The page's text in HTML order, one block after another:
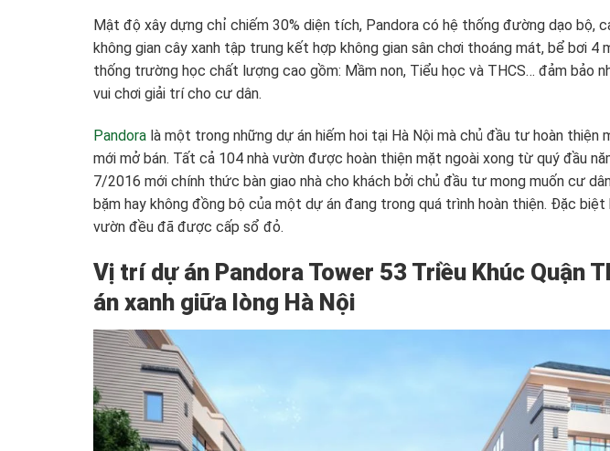
Mật độ xây dựng chỉ chiếm 30% diện tích, Pandora có hệ thống đường dạo bộ,
không gian cây xanh tập trung kết hợp không gian sân chơi thoáng mát, bể bơi 4
thống trường học chất lượng cao gồm: Mầm non, Tiểu học và THCS… đảm bảo
vui chơi giải trí cho cư dân.
Pandora là một trong những dự án hiếm hoi tại Hà Nội mà chủ đầu tư hoàn thiện
mới mở bán. Tất cả 104 nhà vườn được hoàn thiện mặt ngoài xong từ quý đầu
7/2016 mới chính thức bàn giao nhà cho khách bởi chủ đầu tư mong muốn cư
bặm hay không đồng bộ của một dự án đang trong quá trình hoàn thiện. Đặc biệt
vườn đều đã được cấp sổ đỏ.
Vị trí dự án Pandora Tower 53 Triều Khúc Quận
án xanh giữa lòng Hà Nội